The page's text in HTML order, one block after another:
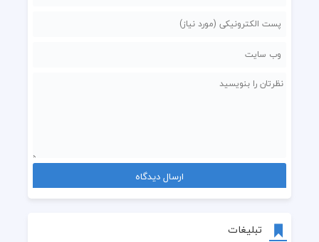
تبلیغات